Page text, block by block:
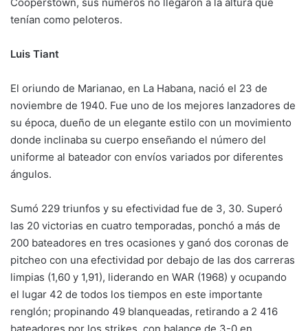
tenían como peloteros.
Luis Tiant
El oriundo de Marianao, en La Habana, nació el 23 de
noviembre de 1940. Fue uno de los mejores lanzadores de
su época, dueño de un elegante estilo con un movimiento
donde inclinaba su cuerpo enseñando el número del
uniforme al bateador con envíos variados por diferentes
ángulos.
Sumó 229 triunfos y su efectividad fue de 3, 30. Superó
las 20 victorias en cuatro temporadas, ponchó a más de
200 bateadores en tres ocasiones y ganó dos coronas de
pitcheo con una efectividad por debajo de las dos carreras
limpias (1,60 y 1,91), liderando en WAR (1968) y ocupando
el lugar 42 de todos los tiempos en este importante
renglón; propinando 49 blanqueadas, retirando a 2 416